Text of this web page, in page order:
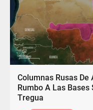
Columnas Rusas De
Rumbo A Las
Tregua